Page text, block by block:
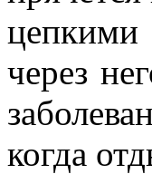
через
когда